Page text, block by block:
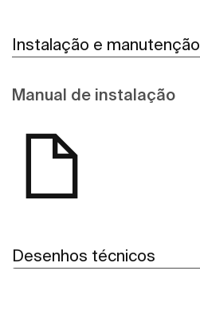
Instalação e manutenção
Manual de instalação
Desenhos técnicos